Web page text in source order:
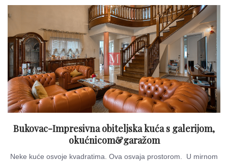
Bukovac-Impresivna obiteljska kuća s galerijom,
okućnicom&garažom
Neke kuće osvoje kvadratima. Ova osvaja prostorom. U mirnom